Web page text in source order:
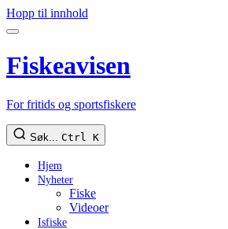
Hopp til innhold
Fiskeavisen
For fritids og sportsfiskere
Søk... Ctrl K
Hjem
Nyheter
Fiske
Videoer
Isfiske